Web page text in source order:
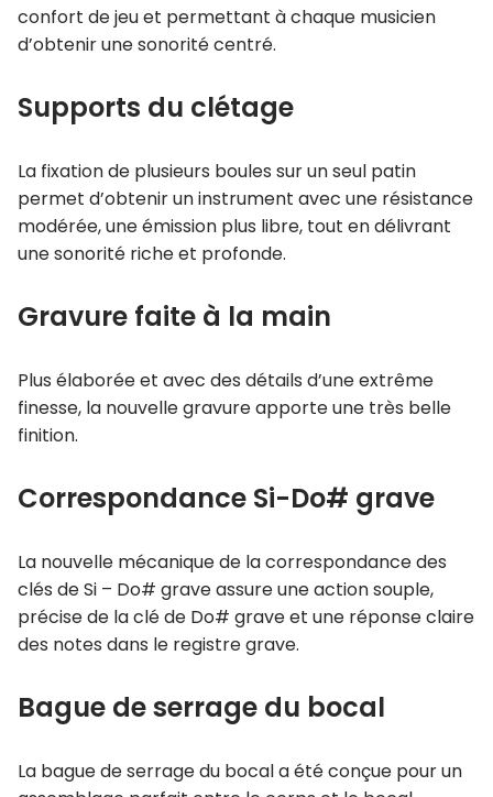
confort de jeu et permettant à chaque musicien
d’obtenir une sonorité centré.
Supports du clétage
La fixation de plusieurs boules sur un seul patin
permet d’obtenir un instrument avec une résistance
modérée, une émission plus libre, tout en délivrant
une sonorité riche et profonde.
Gravure faite à la main
Plus élaborée et avec des détails d’une extrême
finesse, la nouvelle gravure apporte une très belle
finition.
Correspondance Si-Do# grave
La nouvelle mécanique de la correspondance des
clés de Si – Do# grave assure une action souple,
précise de la clé de Do# grave et une réponse claire
des notes dans le registre grave.
Bague de serrage du bocal
La bague de serrage du bocal a été conçue pour un